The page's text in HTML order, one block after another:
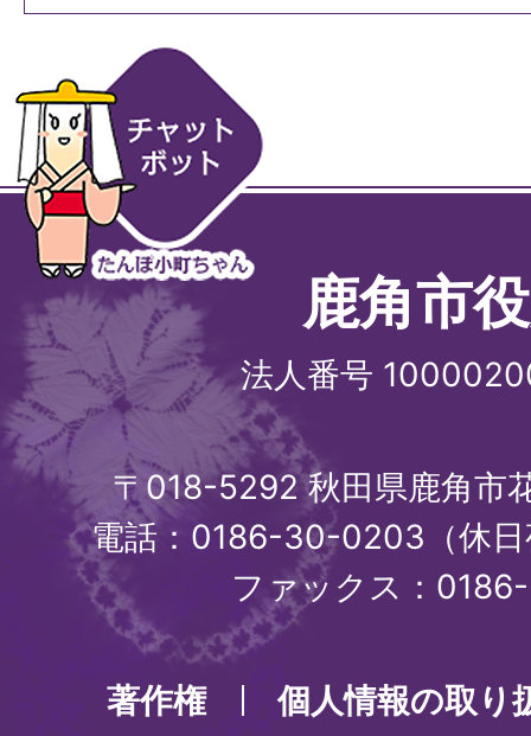
鹿角市
法人番号
〒018-5292 秋田県鹿角市
電話：0186-30-0203（休
ファックス：
著作権 個人情報の取り